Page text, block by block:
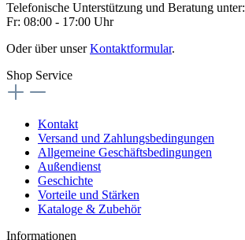
Telefonische Unterstützung und Beratung unter:
Fr: 08:00 - 17:00 Uhr
Oder über unserKontaktformular.
Shop Service
Kontakt
Versand und Zahlungsbedingungen
Allgemeine Geschäftsbedingungen
Außendienst
Geschichte
Vorteile und Stärken
Kataloge & Zubehör
Informationen